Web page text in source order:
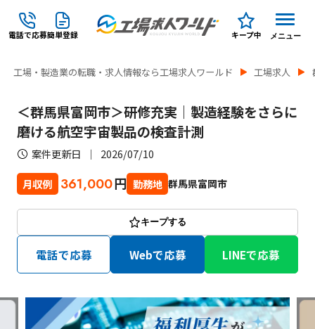
電話で応募簡単登録 キープ中 メニュー
工場・製造業の転職・求人情報なら工場求人ワールド 工場求人
＜群馬県富岡市＞研修充実｜製造経験をさらに
磨ける航空宇宙製品の検査計測
案件更新日 2026/07/10
月収例 361,000円 勤務地 群馬県富岡市
キープする
電話で応募 Webで応募 LINEで応募